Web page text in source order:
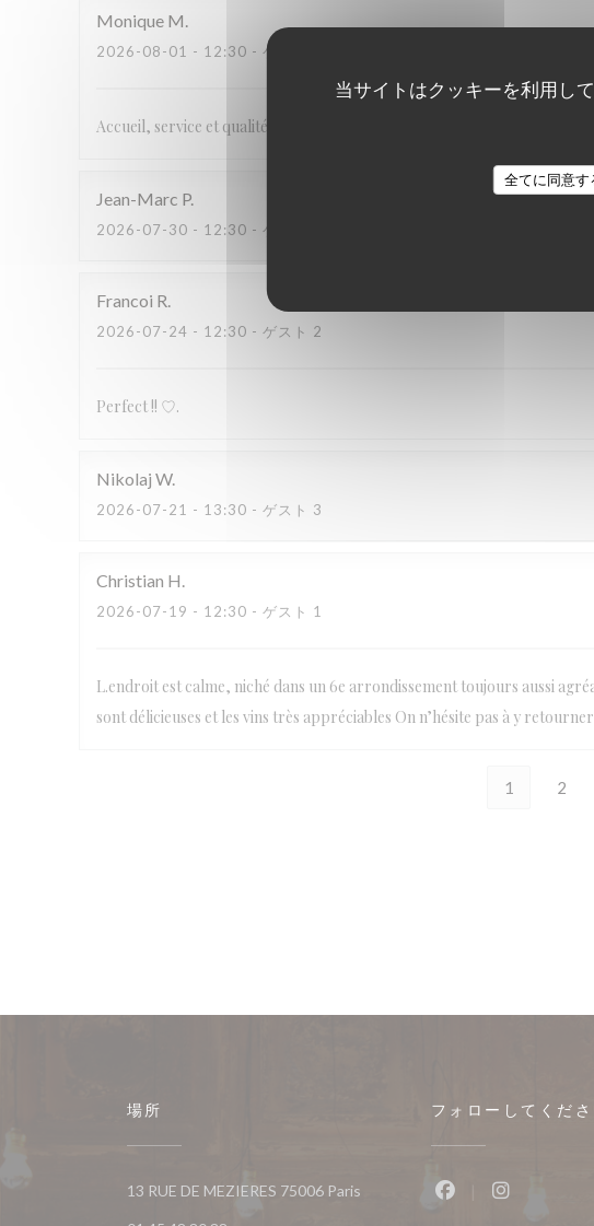
当サイトはクッキーを利用し
全てに同意す
Monique M
2026-08-01 - 12:30 - ゲスト 2
Accueil, service et qualité des pizzas unanimement reconnue même par
Jean-Marc P
2026-07-30 - 12:30 - ゲスト 2
Francoi R
2026-07-24 - 12:30 - ゲスト 2
Perfect !! ♡.
Nikolaj W
2026-07-21 - 13:30 - ゲスト 3
Christian H
2026-07-19 - 12:30 - ゲスト 1
L.endroit est calme, niché dans un 6e arrondissement toujours aussi
sont délicieuses et les vins très appréciables On n’hésite pas à y
1 2
場所
13 RUE DE MEZIERES 75006 Paris((新しいウィンドウで開きます))
フォローしてくださ